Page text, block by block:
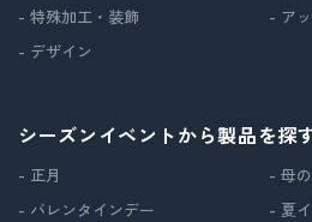
- 特殊加工・装飾
- デザイン
- ア
シーズンイベントから製品を探
- 正月
- バレンタインデー
- 母
- 夏